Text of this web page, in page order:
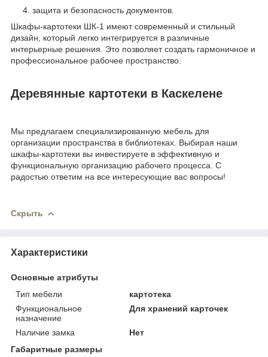
защита и безопасность документов.
Шкафы-картотеки ШК-1 имеют современный и стильный
дизайн, который легко интегрируется в различные
интерьерные решения. Это позволяет создать гармоничное и
профессиональное рабочее пространство.
Деревянные картотеки в Каскелене
Мы предлагаем специализированную мебель для
организации пространства в библиотеках. Выбирая наши
шкафы-картотеки вы инвестируете в эффективную и
функциональную организацию рабочего процесса. С
радостью ответим на все интересующие вас вопросы!
Скрыть
Характеристики
Основные атрибуты
Тип мебели
картотека
Функциональное
назначение
Для хранений карточек
Наличие замка
Нет
Габаритные размеры